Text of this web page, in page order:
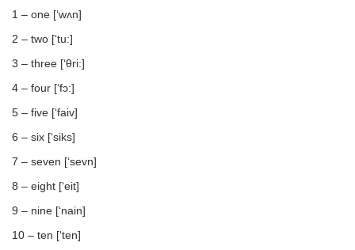
1 – one [‘wʌn]
2 – two [‘tu:]
3 – three [‘θri:]
4 – four [‘fɔ:]
5 – five [‘faiv]
6 – six [‘siks]
7 – seven [‘sevn]
8 – eight [‘eit]
9 – nine [‘nain]
10 – ten [‘ten]